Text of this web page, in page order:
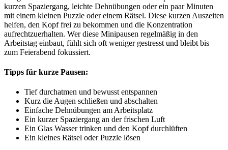
kurzen Spaziergang, leichte Dehnübungen oder ein paar Minuten
mit einem kleinen Puzzle oder einem Rätsel. Diese kurzen Auszeiten
helfen, den Kopf frei zu bekommen und die Konzentration
aufrechtzuerhalten. Wer diese Minipausen regelmäßig in den
Arbeitstag einbaut, fühlt sich oft weniger gestresst und bleibt bis
zum Feierabend fokussiert.
Tipps für kurze Pausen:
Tief durchatmen und bewusst entspannen
Kurz die Augen schließen und abschalten
Einfache Dehnübungen am Arbeitsplatz
Ein kurzer Spaziergang an der frischen Luft
Ein Glas Wasser trinken und den Kopf durchlüften
Ein kleines Rätsel oder Puzzle lösen